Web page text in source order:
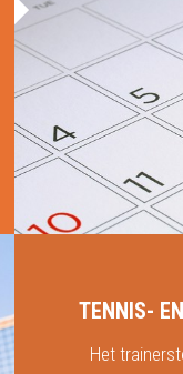
TENNIS-
Het